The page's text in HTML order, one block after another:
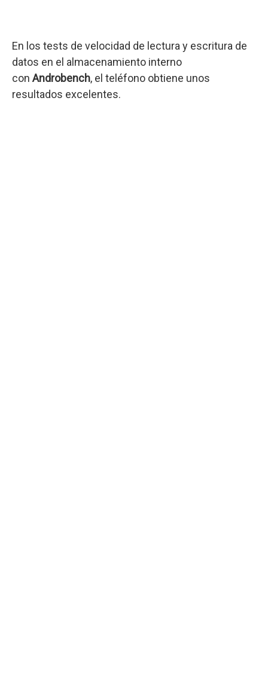
En los tests de velocidad de lectura y escritura de
datos en el almacenamiento interno
con Androbench, el teléfono obtiene unos
resultados excelentes.